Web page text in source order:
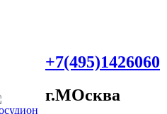
+7(495)1426060
г.МOсква